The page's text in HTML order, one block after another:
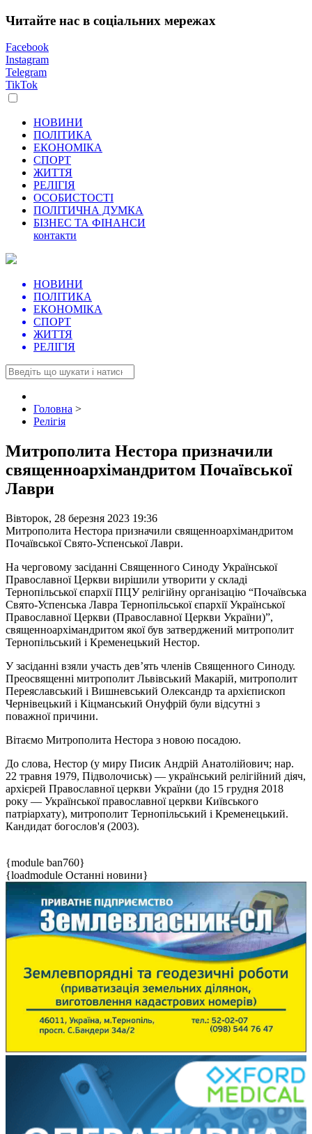
Читайте нас в соціальних мережах
Facebook
Instagram
Telegram
TikTok
НОВИНИ
ПОЛІТИКА
ЕКОНОМІКА
СПОРТ
ЖИТТЯ
РЕЛІГІЯ
ОСОБИСТОСТІ
ПОЛІТИЧНА ДУМКА
БІЗНЕС ТА ФІНАНСИ
контакти
НОВИНИ
ПОЛІТИКА
ЕКОНОМІКА
СПОРТ
ЖИТТЯ
РЕЛІГІЯ
Головна >
Релігія
Митрополита Нестора призначили
священноархімандритом Почаївської
Лаври
Вівторок, 28 березня 2023 19:36
Митрополита Нестора призначили священноархімандритом
Почаївської Свято-Успенської Лаври.
На черговому засіданні Священного Синоду Української
Православної Церкви вирішили утворити у складі
Тернопільської єпархії ПЦУ релігійну організацію “Почаївська
Свято-Успенська Лавра Тернопільської єпархії Української
Православної Церкви (Православної Церкви України)”,
священноархімандритом якої був затверджений митрополит
Тернопільський і Кременецький Нестор.
У засіданні взяли участь дев’ять членів Священного Синоду.
Преосвященні митрополит Львівський Макарій, митрополит
Переяславський і Вишневський Олександр та архієпископ
Чернівецький і Кіцманський Онуфрій були відсутні з
поважної причини.
Вітаємо Митрополита Нестора з новою посадою.
До слова, Нестор (у миру Писик Андрій Анатолійович; нар.
22 травня 1979, Підволочиськ) — український релігійний діяч,
архієрей Православної церкви України (до 15 грудня 2018
року — Української православної церкви Київського
патріархату), митрополит Тернопільський і Кременецький.
Кандидат богослов'я (2003).
{module ban760}
{loadmodule Останні новини}